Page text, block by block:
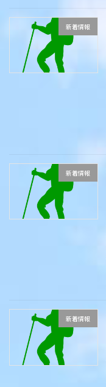
新着情報
新着情報
新着情報